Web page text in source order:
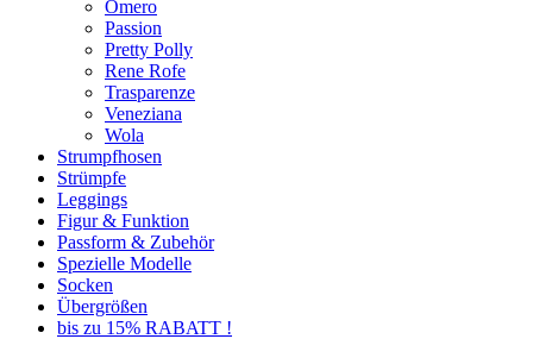
Omero
Passion
Pretty Polly
Rene Rofe
Trasparenze
Veneziana
Wola
Strumpfhosen
Strümpfe
Leggings
Figur & Funktion
Passform & Zubehör
Spezielle Modelle
Socken
Übergrößen
bis zu 15% RABATT !